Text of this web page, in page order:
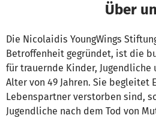
Über
Die Nicolaidis YoungWings
Betroffenheit gegründet, ist die
für trauernde Kinder, Jugendliche
Alter von 49 Jahren. Sie begleitet
Lebenspartner verstorben sind,
Jugendliche nach dem Tod von